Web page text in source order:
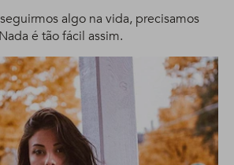
algo na vida, precisamos
é tão fácil assim.